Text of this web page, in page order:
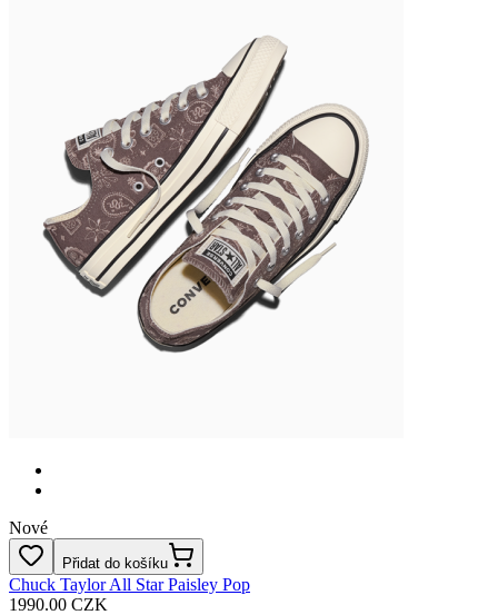
Nové
Přidat do košíku
Chuck Taylor All Star Paisley Pop
1990.00 CZK